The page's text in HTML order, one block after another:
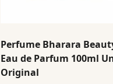
Perfume Bharara
Eau de Parfum 100ml
Original